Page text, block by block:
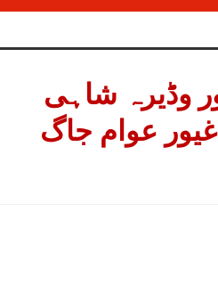
وڈیرہ شاہی
عوام جاگ